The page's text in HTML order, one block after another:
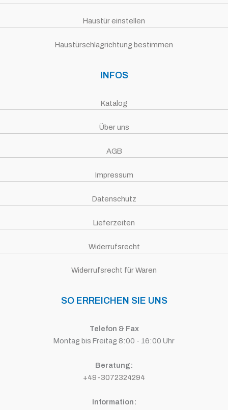
Haustür einstellen
Haustürschlagrichtung bestimmen
INFOS
Katalog
Über uns
AGB
Impressum
Datenschutz
Lieferzeiten
Widerrufsrecht
Widerrufsrecht für Waren
SO ERREICHEN SIE UNS
Telefon & Fax
Montag bis Freitag 8:00 - 16:00 Uhr
Beratung:
+49-3072324294
Information: